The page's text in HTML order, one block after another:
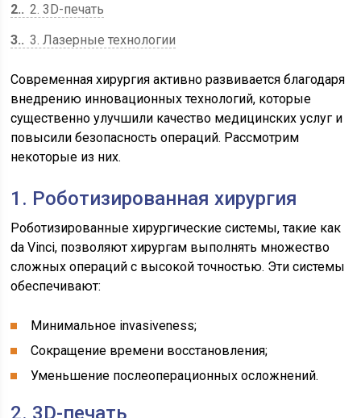
2.
2. 3D-печать
3.
3. Лазерные технологии
Современная хирургия активно развивается благодаря
внедрению инновационных технологий, которые
существенно улучшили качество медицинских услуг и
повысили безопасность операций. Рассмотрим
некоторые из них.
1. Роботизированная хирургия
Роботизированные хирургические системы, такие как
da Vinci, позволяют хирургам выполнять множество
сложных операций с высокой точностью. Эти системы
обеспечивают:
Минимальное invasiveness;
Сокращение времени восстановления;
Уменьшение послеоперационных осложнений.
2. 3D-печать